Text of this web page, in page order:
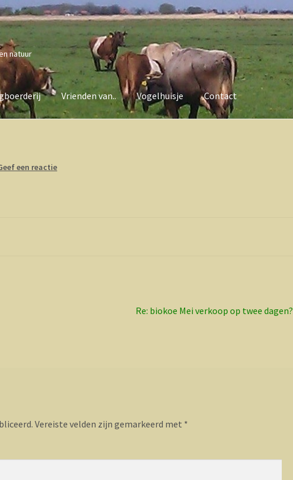
natuur
Vrienden van.. Vogelhuisje Contact
een reactie
Volgend
Re: biokoe Mei verkoop op twee dagen?
Vereiste velden zijn gemarkeerd met *